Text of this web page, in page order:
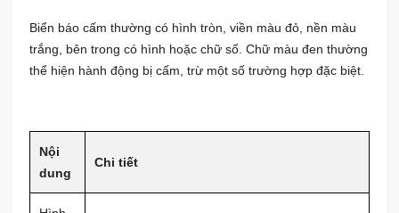
Biển báo cấm thường có hình tròn, viền màu đỏ, nền màu
trắng, bên trong có hình hoặc chữ số. Chữ màu đen thường
thể hiện hành động bị cấm, trừ một số trường hợp đặc biệt.
Nội
dung
Chi tiết